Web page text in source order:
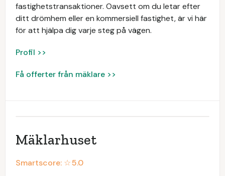
fastighetstransaktioner. Oavsett om du letar efter
ditt drömhem eller en kommersiell fastighet, är vi här
för att hjälpa dig varje steg på vägen.
Profil >>
Få offerter från mäklare >>
Mäklarhuset
Smartscore: ☆5.0